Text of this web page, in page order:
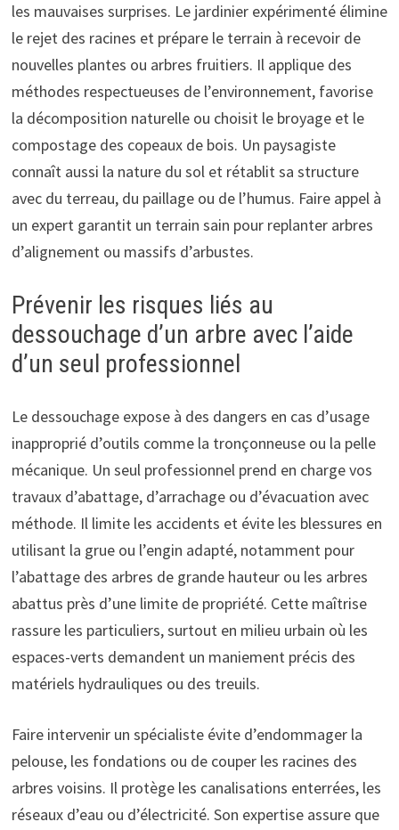
les mauvaises surprises. Le jardinier expérimenté élimine
le rejet des racines et prépare le terrain à recevoir de
nouvelles plantes ou arbres fruitiers. Il applique des
méthodes respectueuses de l’environnement, favorise
la décomposition naturelle ou choisit le broyage et le
compostage des copeaux de bois. Un paysagiste
connaît aussi la nature du sol et rétablit sa structure
avec du terreau, du paillage ou de l’humus. Faire appel à
un expert garantit un terrain sain pour replanter arbres
d’alignement ou massifs d’arbustes.
Prévenir les risques liés au
dessouchage d’un arbre avec l’aide
d’un seul professionnel
Le dessouchage expose à des dangers en cas d’usage
inapproprié d’outils comme la tronçonneuse ou la pelle
mécanique. Un seul professionnel prend en charge vos
travaux d’abattage, d’arrachage ou d’évacuation avec
méthode. Il limite les accidents et évite les blessures en
utilisant la grue ou l’engin adapté, notamment pour
l’abattage des arbres de grande hauteur ou les arbres
abattus près d’une limite de propriété. Cette maîtrise
rassure les particuliers, surtout en milieu urbain où les
espaces-verts demandent un maniement précis des
matériels hydrauliques ou des treuils.
Faire intervenir un spécialiste évite d’endommager la
pelouse, les fondations ou de couper les racines des
arbres voisins. Il protège les canalisations enterrées, les
réseaux d’eau ou d’électricité. Son expertise assure que